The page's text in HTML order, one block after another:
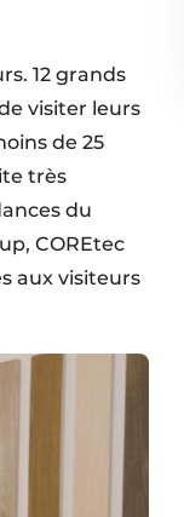
12 grands
visiter leurs
de 25
très
du
COREtec
aux visiteurs